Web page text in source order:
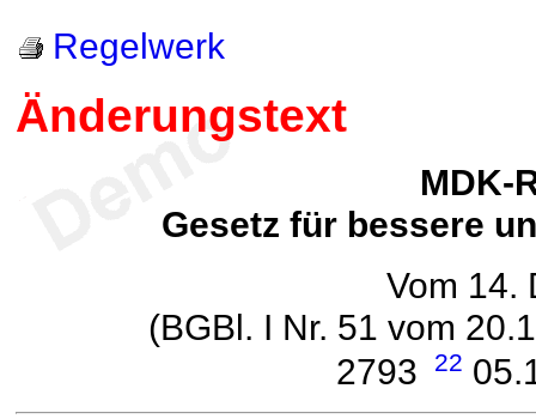
Regelwerk
Änderungstext
MDK-
Gesetz für bessere
Vom 14.
(BGBl. I Nr. 51 vom
2793
22